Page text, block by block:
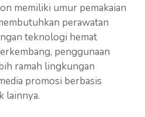
memiliki umur pemakaian
perawatan
teknologi hemat
penggunaan
ramah lingkungan
promosi berbasis
lainnya.